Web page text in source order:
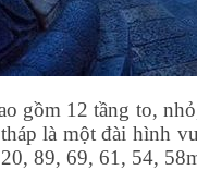
gồm 12 tầng to,
là một đài hình
89, 69, 61, 54,